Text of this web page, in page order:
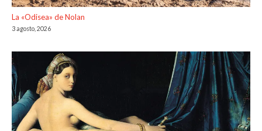
La «Odisea» de Nolan
3 agosto, 2026